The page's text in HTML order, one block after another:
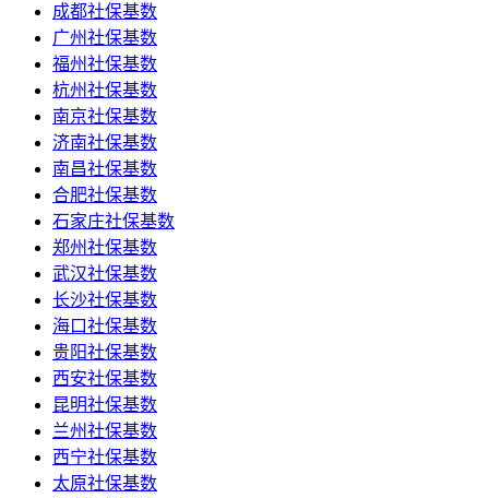
成都社保基数
广州社保基数
福州社保基数
杭州社保基数
南京社保基数
济南社保基数
南昌社保基数
合肥社保基数
石家庄社保基数
郑州社保基数
武汉社保基数
长沙社保基数
海口社保基数
贵阳社保基数
西安社保基数
昆明社保基数
兰州社保基数
西宁社保基数
太原社保基数